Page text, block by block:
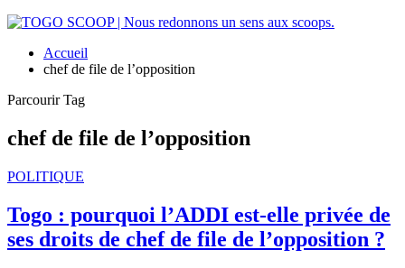
Accueil
chef de file de l’opposition
Parcourir Tag
chef de file de l’opposition
POLITIQUE
Togo : pourquoi l’ADDI est-elle privée de
ses droits de chef de file de l’opposition ?